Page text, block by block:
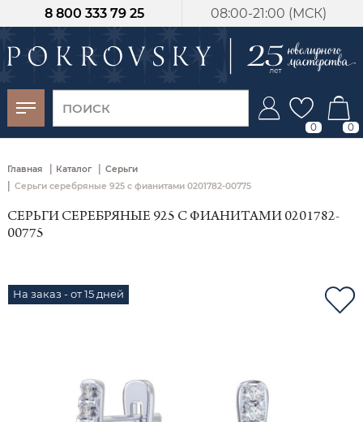
08:00-21:00 (МСК)
8 800 333 79 25
0 0
Главная | Каталог | Серьги
| Серьги серебряные 925 с фианитами 0201782-00775
СЕРЬГИ СЕРЕБРЯНЫЕ 925 С ФИАНИТАМИ 0201782-
00775
На заказ - от 15 дней
-30%
от 15 дней с
момента оплаты